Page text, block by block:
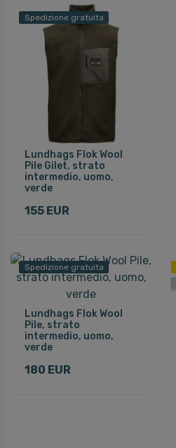
Spedizione gratuita
Lundhags Flok Wool
Pile Gilet, strato
intermedio, uomo,
verde
155 EUR
Spedizione gratuita
Lundhags Flok Wool
Pile, strato
intermedio, uomo,
verde
180 EUR